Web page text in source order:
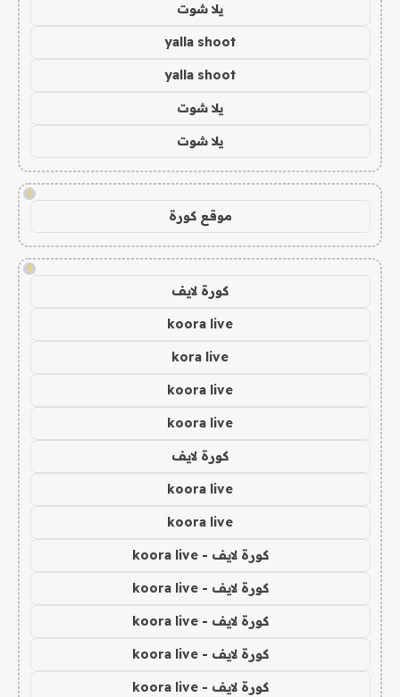
يلا شوت
yalla shoot
yalla shoot
يلا شوت
يلا شوت
!
موقع كورة
!
كورة لايف
koora live
kora live
koora live
koora live
كورة لايف
koora live
koora live
كورة لايف - koora live
كورة لايف - koora live
كورة لايف - koora live
كورة لايف - koora live
كورة لايف - koora live